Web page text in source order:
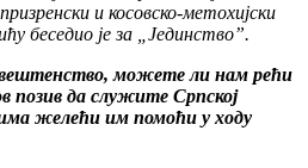
и косовско-метохијски
беседио је за „Јединство”.
можете ли нам рећи
позив да служите Српској
желећи им помоћи у ходу